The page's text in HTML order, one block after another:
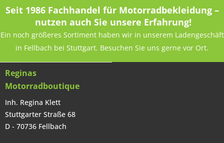
Seit 1986 Fachhandel für Motorradbekleidung –
nutzen auch Sie unsere Erfahrung!
Ein noch größeres Sortiment haben wir in unserem Ladengeschäft
in Fellbach bei Stuttgart. Besuchen Sie uns gerne vor Ort.
Reginas
Motorradboutique
Inh. Regina Klett
Stuttgarter Straße 68
D - 70736 Fellbach